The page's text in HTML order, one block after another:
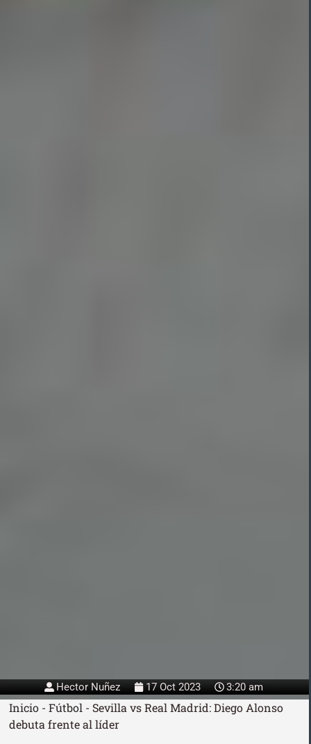
Hector Nuñez 17 Oct 2023 3:20 am
Inicio - Fútbol - Sevilla vs Real Madrid: Diego Alonso
debuta frente al líder